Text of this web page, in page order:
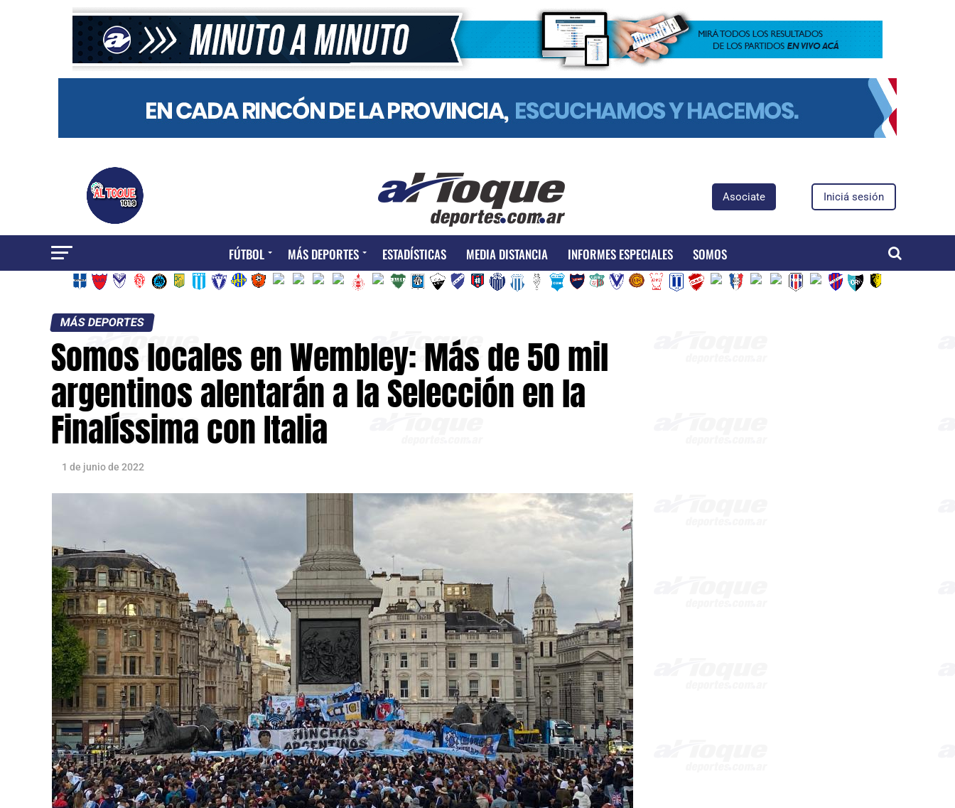
Asociate Iniciá sesión
FÚTBOL MÁS DEPORTES ESTADÍSTICAS MEDIA DISTANCIA INFORMES ESPECIALES SOMOS
MÁS DEPORTES
Somos locales en Wembley: Más de 50 mil
argentinos alentarán a la Selección en la
Finalíssima con Italia
1 de junio de 2022